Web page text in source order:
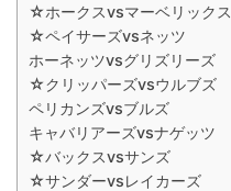
☆ホークスvsマーベリックス
☆ペイサーズvsネッツ
ホーネッツvsグリズリーズ
☆クリッパーズvsウルブズ
ペリカンズvsブルズ
キャバリアーズvsナゲッツ
☆バックスvsサンズ
☆サンダーvsレイカーズ